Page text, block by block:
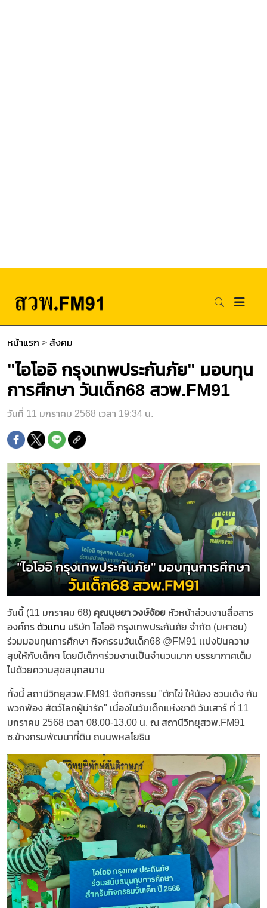
หน้าแรก > สังคม
"ไอโออิ กรุงเทพประกันภัย" มอบทุน
การศึกษา วันเด็ก68 สวพ.FM91
วันที่ 11 มกราคม 2568 เวลา 19:34 น.
วันนี้ (11 มกราคม 68) คุณบุษยา วงษ์จ้อย หัวหน้าส่วนงานสื่อสาร
องค์กร ตัวเเทน บริษัท ไอโออิ กรุงเทพประกันภัย จำกัด (มหาชน)
ร่วมมอบทุนการศึกษา กิจกรรมวันเด็ก68 @FM91 เเบ่งปันความ
สุขให้กับเด็กๆ โดยมีเด็กๆร่วมงานเป็นจำนวนมาก บรรยากาศเต็ม
ไปด้วยความสุขสนุกสนาน
ทั้งนี้ สถานีวิทยุสวพ.FM91 จัดกิจกรรม "ตักไข่ ให้น้อง ชวนเด้ง กับ
พวกพ้อง สัตว์โลกผู้น่ารัก" เนื่องในวันเด็กแห่งชาติ วันเสาร์ ที่ 11
มกราคม 2568 เวลา 08.00-13.00 น. ณ สถานีวิทยุสวพ.FM91
ซ.ข้างกรมพัฒนาที่ดิน ถนนพหลโยธิน